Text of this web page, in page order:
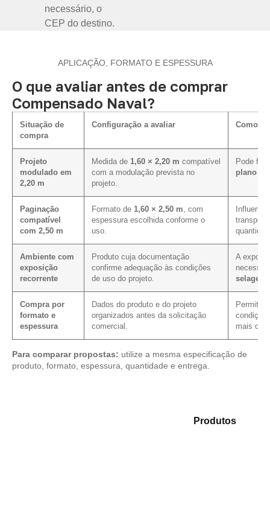
necessário, o
CEP do destino.
APLICAÇÃO, FORMATO E ESPESSURA
O que avaliar antes de comprar
Compensado Naval?
Situação de
compra
Configuração a avaliar Como
Projeto
modulado em
2,20 m
Medida de 1,60 × 2,20 m compatível
com a modulação prevista no
projeto.
Pode
plano
Paginação
compatível
com 2,50 m
Formato de 1,60 × 2,50 m , com
espessura escolhida conforme o
uso.
Ambiente com
exposição
recorrente
Produto cuja documentação
confirme adequação às condições
de uso do projeto.
A
selagem
Compra por
formato e
espessura
Dados do produto e do projeto
organizados antes da solicitação
comercial.
Permite
condição
mais
Para comparar propostas: utilize a mesma especificação de
produto, formato, espessura, quantidade e entrega.
Produtose